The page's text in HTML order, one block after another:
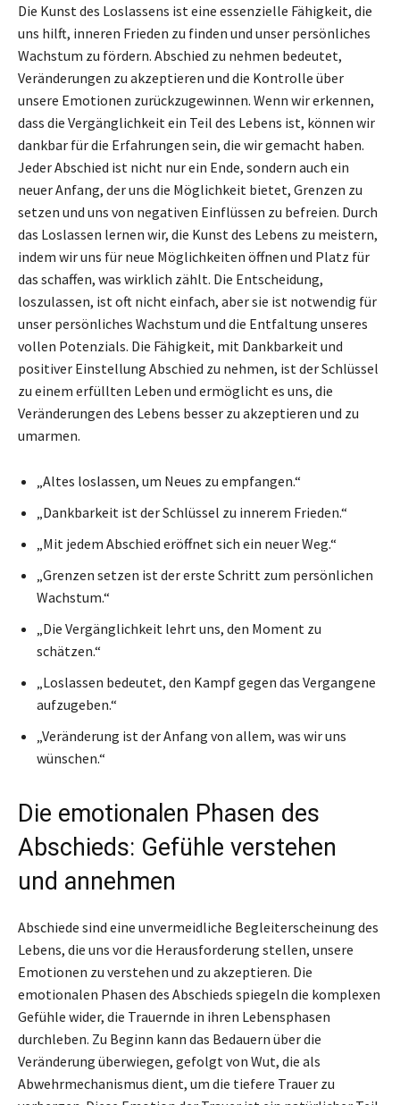
Die Kunst des Loslassens ist eine essenzielle Fähigkeit, die
uns hilft, inneren Frieden zu finden und unser persönliches
Wachstum zu fördern. Abschied zu nehmen bedeutet,
Veränderungen zu akzeptieren und die Kontrolle über
unsere Emotionen zurückzugewinnen. Wenn wir erkennen,
dass die Vergänglichkeit ein Teil des Lebens ist, können wir
dankbar für die Erfahrungen sein, die wir gemacht haben.
Jeder Abschied ist nicht nur ein Ende, sondern auch ein
neuer Anfang, der uns die Möglichkeit bietet, Grenzen zu
setzen und uns von negativen Einflüssen zu befreien. Durch
das Loslassen lernen wir, die Kunst des Lebens zu meistern,
indem wir uns für neue Möglichkeiten öffnen und Platz für
das schaffen, was wirklich zählt. Die Entscheidung,
loszulassen, ist oft nicht einfach, aber sie ist notwendig für
unser persönliches Wachstum und die Entfaltung unseres
vollen Potenzials. Die Fähigkeit, mit Dankbarkeit und
positiver Einstellung Abschied zu nehmen, ist der Schlüssel
zu einem erfüllten Leben und ermöglicht es uns, die
Veränderungen des Lebens besser zu akzeptieren und zu
umarmen.
„Altes loslassen, um Neues zu empfangen.“
„Dankbarkeit ist der Schlüssel zu innerem Frieden.“
„Mit jedem Abschied eröffnet sich ein neuer Weg.“
„Grenzen setzen ist der erste Schritt zum persönlichen
Wachstum.“
„Die Vergänglichkeit lehrt uns, den Moment zu
schätzen.“
„Loslassen bedeutet, den Kampf gegen das Vergangene
aufzugeben.“
„Veränderung ist der Anfang von allem, was wir uns
wünschen.“
Die emotionalen Phasen des
Abschieds: Gefühle verstehen
und annehmen
Abschiede sind eine unvermeidliche Begleiterscheinung des
Lebens, die uns vor die Herausforderung stellen, unsere
Emotionen zu verstehen und zu akzeptieren. Die
emotionalen Phasen des Abschieds spiegeln die komplexen
Gefühle wider, die Trauernde in ihren Lebensphasen
durchleben. Zu Beginn kann das Bedauern über die
Veränderung überwiegen, gefolgt von Wut, die als
Abwehrmechanismus dient, um die tiefere Trauer zu